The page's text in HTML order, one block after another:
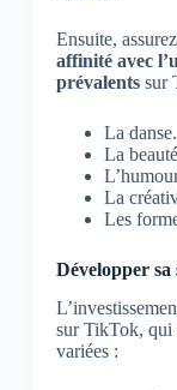
Ensuite,
affinité avec
prévalentssur
La danse.
La
La
Les
Développer
sur TikTok, qui
variées :